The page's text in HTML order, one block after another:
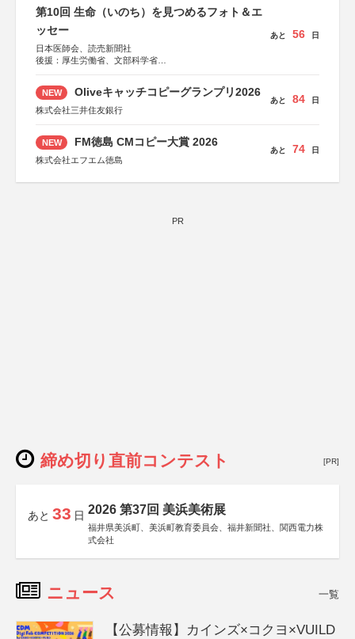
第10回 生命（いのち）を見つめるフォト＆エ
ッセー
日本医師会、読売新聞社
後援：厚生労働省、文部科学省
しん生命保険株式会社
あと 56 日
NEW Oliveキャッチコピーグランプリ2026
株式会社三井住友銀行
あと 84 日
NEW FM徳島 CMコピー大賞 2026
株式会社エフエム徳島
あと 74 日
PR
締め切り直前コンテスト [PR]
あと 33 日 2026 第37回 美浜美術展
福井県美浜町、美浜町教育委員会、福井新聞社、関西電力株
式会社
ニュース 一覧
【公募情報】カインズ×コクヨ×VUILD